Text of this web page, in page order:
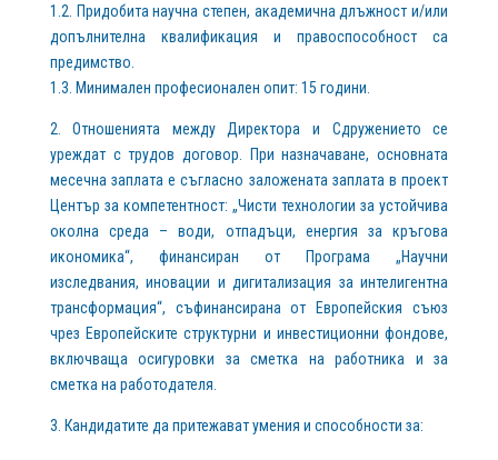
1.2. Придобита научна степен, академична длъжност и/или
допълнителна квалификация и правоспособност са
предимство.
1.3. Минимален професионален опит: 15 години.
2. Отношенията между Директора и Сдружението се
уреждат с трудов договор. При назначаване, основната
месечна заплата е съгласно заложената заплата в проект
Център за компетентност: „Чисти технологии за устойчива
околна среда – води, отпадъци, енергия за кръгова
икономика“, финансиран от Програма „Научни
изследвания, иновации и дигитализация за интелигентна
трансформация“, съфинансирана от Европейския съюз
чрез Европейските структурни и инвестиционни фондове,
включваща осигуровки за сметка на работника и за
сметка на работодателя.
3. Кандидатите да притежават умения и способности за: